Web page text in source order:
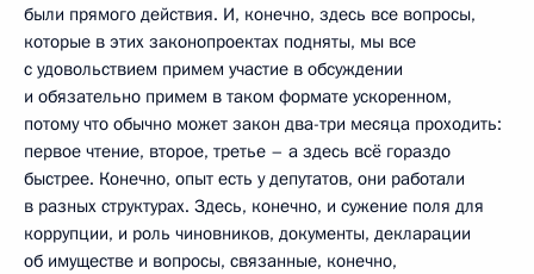
были прямого действия. И, конечно, здесь все вопросы,
которые в этих законопроектах подняты, мы все
с удовольствием примем участие в обсуждении
и обязательно примем в таком формате ускоренном,
потому что обычно может закон два-три месяца проходить:
первое чтение, второе, третье – а здесь всё гораздо
быстрее. Конечно, опыт есть у депутатов, они работали
в разных структурах. Здесь, конечно, и сужение поля для
коррупции, и роль чиновников, документы, декларации
об имуществе и вопросы, связанные, конечно,